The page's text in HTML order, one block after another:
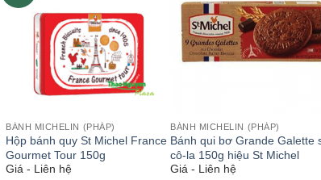
BÁNH MICHELIN (PHÁP)
Hộp bánh quy St Michel France
Gourmet Tour 150g
Giá - Liên hệ
BÁNH MICHELIN (PHÁP)
Bánh qui bơ Grande Galette
cô-la 150g hiệu St Michel
Giá - Liên hệ